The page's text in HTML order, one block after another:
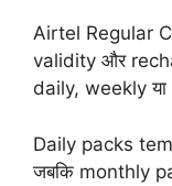
Airtel Regular
validity और
daily, weekly
Daily packs
जबकि monthly